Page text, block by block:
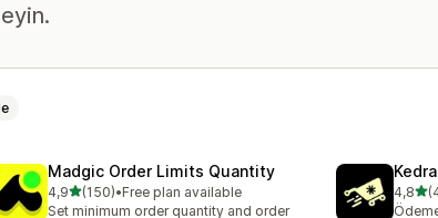
Madgic Order Limits Quantity
4,95 yıldız üzerinden
(150)
toplam 150 değerlendirme
•Free plan available
Set minimum order quantity and order
4,85